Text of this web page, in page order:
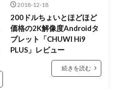
2018-12-18
200ドルちょいとほどほど
価格の2K解像度Androidタ
ブレット「CHUWI Hi9
PLUS」レビュー
続きを読む